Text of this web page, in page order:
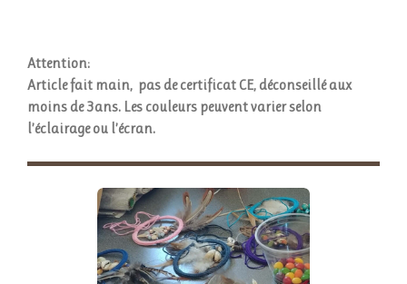
Attention:
Article fait main, pas de certificat CE, déconseillé aux
moins de 3ans. Les couleurs peuvent varier selon
l’éclairage ou l’écran.